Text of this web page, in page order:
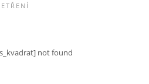
not found